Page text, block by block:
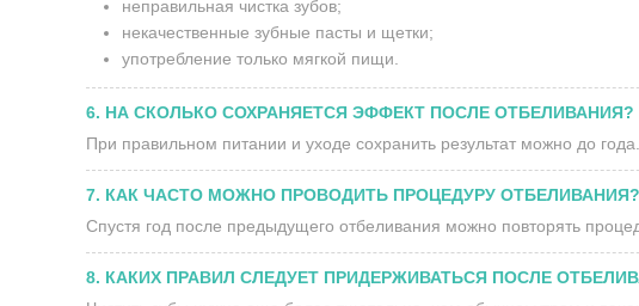
неправильная чистка зубов;
некачественные зубные пасты и щетки;
употребление только мягкой пищи.
6. НА СКОЛЬКО СОХРАНЯЕТСЯ ЭФФЕКТ ПОСЛЕ ОТБЕЛИВАНИЯ?
При правильном питании и уходе сохранить результат можно до года.
7. КАК ЧАСТО МОЖНО ПРОВОДИТЬ ПРОЦЕДУРУ ОТБЕЛИВАНИЯ?
Спустя год после предыдущего отбеливания можно повторять
8. КАКИХ ПРАВИЛ СЛЕДУЕТ ПРИДЕРЖИВАТЬСЯ ПОСЛЕ